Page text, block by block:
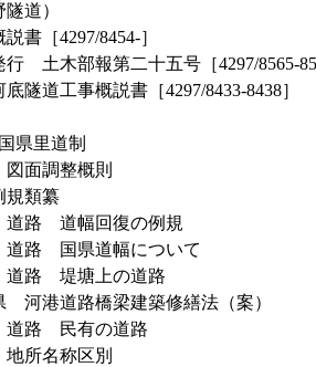
道）
書［4297/8454-］
行 土木部報第二十五号［4297/8565-
隧道工事概説書［4297/8433-8438］
県里道制
面調整概則
類纂
道路 道幅回復の例規
道路 国県道幅について
道路 堤塘上の道路
河港道路橋梁建築修繕法（案）
道路 民有の道路
地所名称区別